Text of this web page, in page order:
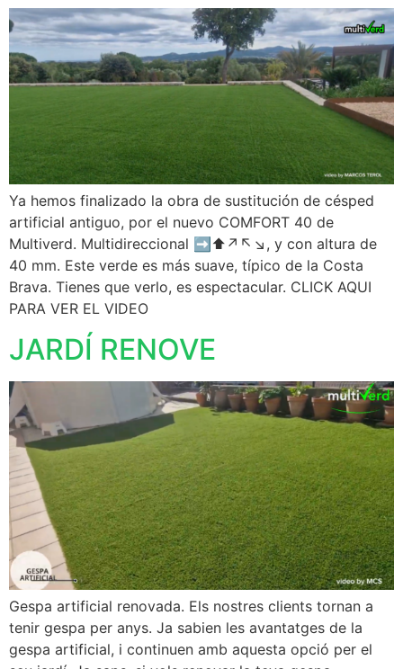
Ya hemos finalizado la obra de sustitución de césped
artificial antiguo, por el nuevo COMFORT 40 de
Multiverd. Multidireccional ➡️⬆️↗️↖️↘️, y con altura de
40 mm. Este verde es más suave, típico de la Costa
Brava. Tienes que verlo, es espectacular. CLICK AQUI
PARA VER EL VIDEO
JARDÍ RENOVE
Gespa artificial renovada. Els nostres clients tornan a
tenir gespa per anys. Ja sabien les avantatges de la
gespa artificial, i continuen amb aquesta opció per el